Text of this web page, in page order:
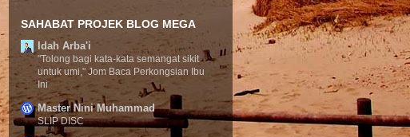
SAHABAT PROJEK BLOG MEGA
Idah Arba'i
"Tolong bagi kata-kata semangat sikit
untuk umi," Jom Baca Perkongsian Ibu
Ini
Master Nini Muhammad
SLIP DISC